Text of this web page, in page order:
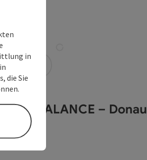
€ 199,00
& BALANCE – Donau
Wesen
in
die Sie